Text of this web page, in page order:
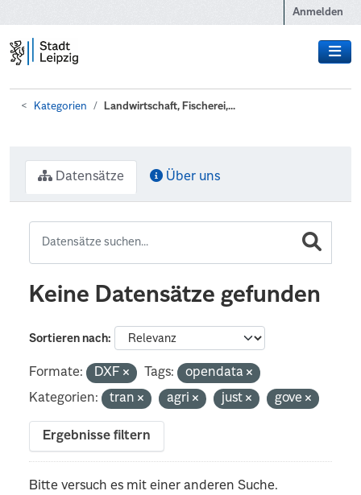
Anmelden
Kategorien Landwirtschaft, Fischerei,...
Datensätze Über uns
Keine Datensätze gefunden
Sortieren nach
Formate: DXF Tags:
opendata
Kategorien:
tran agri just gove
Ergebnisse filtern
Bitte versuch es mit einer anderen Suche.